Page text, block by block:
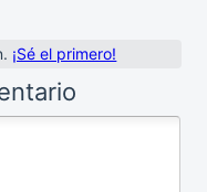
¡Sé el primero!